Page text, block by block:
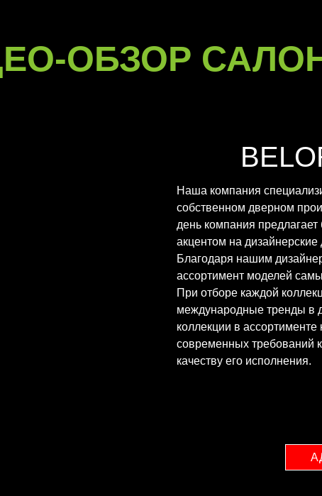
ОБЗОР
Наша компания
собственном дверном
день компания
акцентом на
Благодаря нашим
ассортимент моделей
При отборе каждой
международные тренды в
коллекции в
современных требований
качеству его исполнения.